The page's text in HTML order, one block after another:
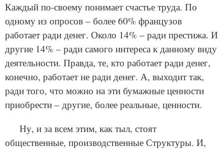
Каждый по-своему понимает счастье труда. По
одному из опросов – более 60% французов
работает ради денег. Около 14% – ради престижа. И
другие 14% – ради самого интереса к данному виду
деятельности. Правда, те, кто работает ради денег,
конечно, работает не ради денег. А, выходит так,
ради того, что можно на эти бумажные ценности
приобрести – другие, более реальные, ценности.
Ну, и за всем этим, как тыл, стоят
общественные, производственные Структуры. И,